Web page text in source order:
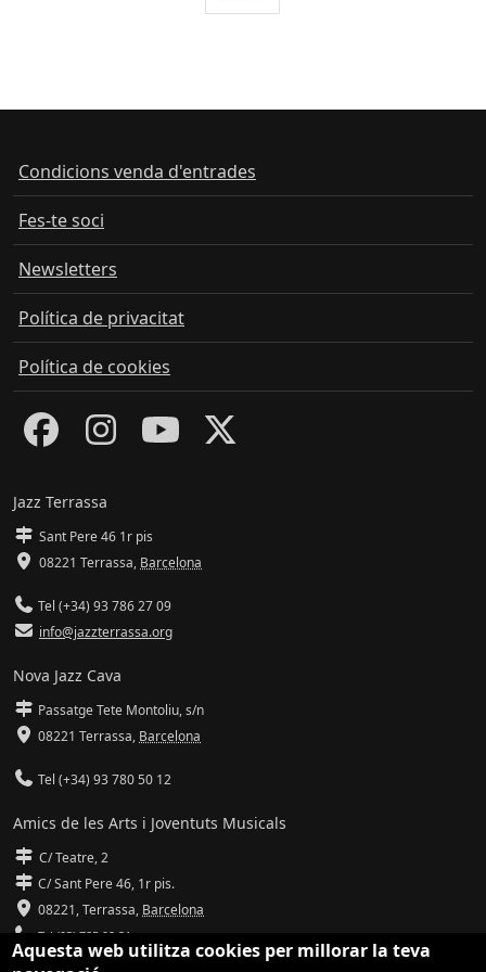
Condicions venda d'entrades
Fes-te soci
Newsletters
Política de privacitat
Política de cookies
Jazz Terrassa
Sant Pere 46 1r pis
08221 Terrassa, Barcelona
Tel (+34) 93 786 27 09
info@jazzterrassa.org
Nova Jazz Cava
Passatge Tete Montoliu, s/n
08221 Terrassa, Barcelona
Tel (+34) 93 780 50 12
Amics de les Arts i Joventuts Musicals
C/ Teatre, 2
C/ Sant Pere 46, 1r pis.
08221,Terrassa, Barcelona
Tel (93) 785 92 31
Aquesta web utilitza cookies per millorar la teva